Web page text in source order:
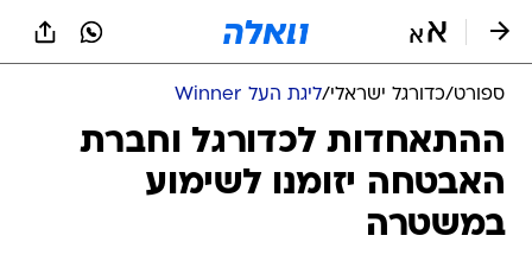
ספורט/כדורגל ישראלי/ליגת העל Winner
ההתאחדות לכדורגל וחברת
האבטחה יזומנו לשימוע
במשטרה